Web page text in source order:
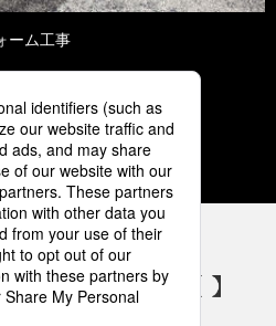
ーム工事
3 4 5
設備 SNSアカウント